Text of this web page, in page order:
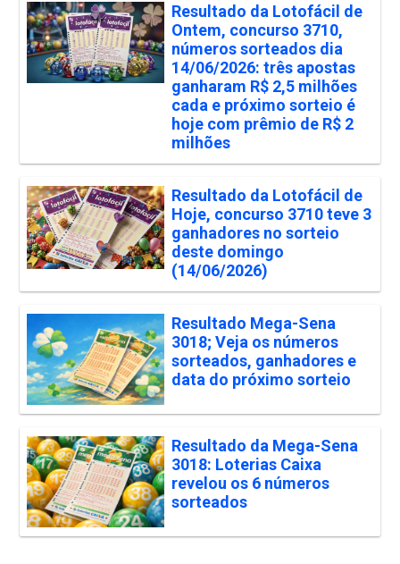
Resultado da Lotofácil de
Ontem, concurso 3710,
números sorteados dia
14/06/2026: três apostas
ganharam R$ 2,5 milhões
cada e próximo sorteio é
hoje com prêmio de R$ 2
milhões
Resultado da Lotofácil de
Hoje, concurso 3710 teve 3
ganhadores no sorteio
deste domingo
(14/06/2026)
Resultado Mega-Sena
3018; Veja os números
sorteados, ganhadores e
data do próximo sorteio
Resultado da Mega-Sena
3018: Loterias Caixa
revelou os 6 números
sorteados